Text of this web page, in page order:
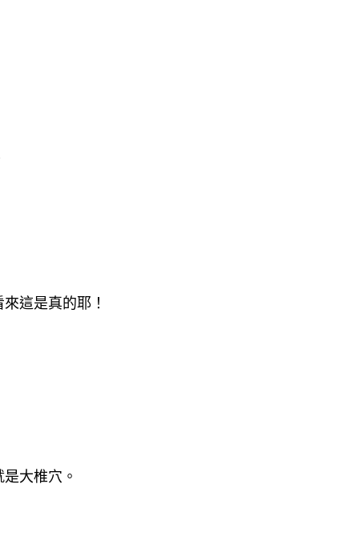
這是真的耶！
大椎穴。